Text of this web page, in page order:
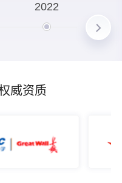
石化、友邦保险等重要
录；上线开源产品
浙江省电检院等客户，
2022
威资质